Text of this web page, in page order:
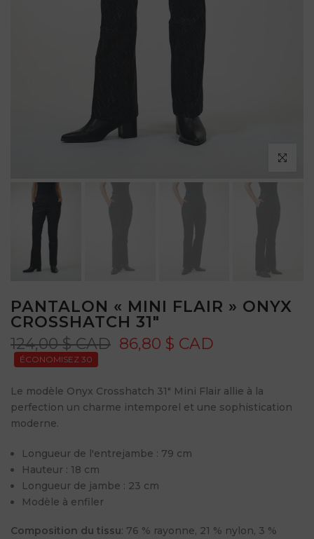
Cliquez
PANTALON « MINI FLAIR » ONYX
CROSSHATCH 31"
124,00 $ CAD 86,80 $ CAD
ÉCONOMISEZ 30
Le modèle Onyx Crosshatch 31" Mini Flair allie à la
perfection un charme intemporel et une sophistication
moderne.
Longueur de l'entrejambe : 79 cm
Hauteur : 18 cm
Longueur de jambe : 23 cm
Modèle à enfiler
Composition du tissu: 76 % rayonne, 21 % nylon, 3 %